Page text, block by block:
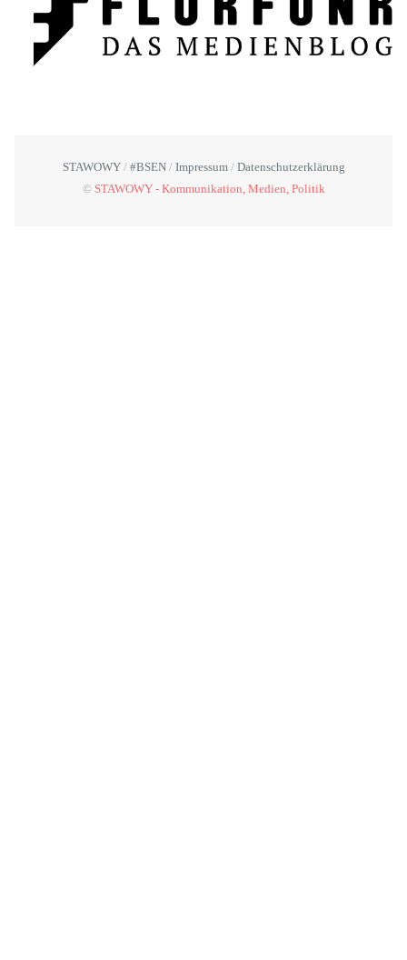
STAWOWY #BSEN Impressum
Datenschutzerklärung
© STAWOWY - Kommunikation, Medien, Politik